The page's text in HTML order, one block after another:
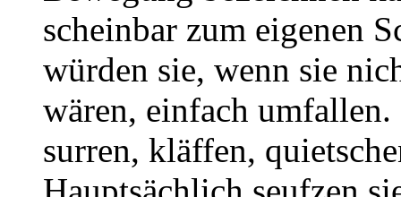
scheinbar zum eigenen
würden sie, wenn sie
wären, einfach
surren, kläffen,